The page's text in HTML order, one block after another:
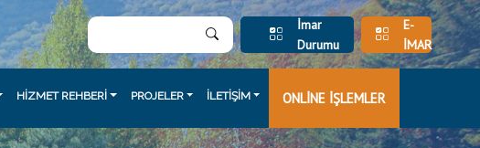
İmar
Durumu
E-
İMAR
HİZMET REHBERİ PROJELER İLETİŞİM ONLİNE İŞLEMLER